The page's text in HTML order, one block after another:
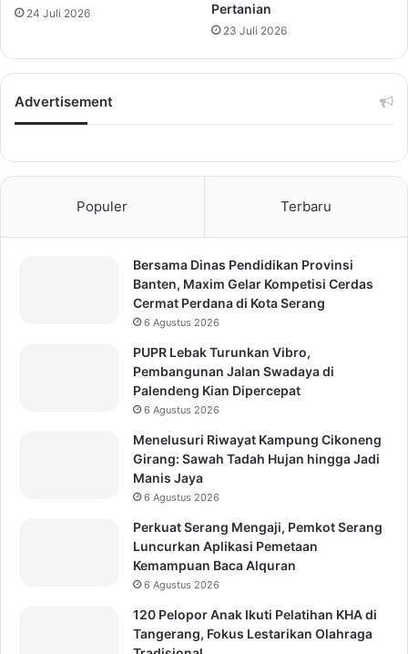
24 Juli 2026
Pertanian
23 Juli 2026
Advertisement
Populer Terbaru
Bersama Dinas Pendidikan Provinsi
Banten, Maxim Gelar Kompetisi Cerdas
Cermat Perdana di Kota Serang
6 Agustus 2026
PUPR Lebak Turunkan Vibro,
Pembangunan Jalan Swadaya di
Palendeng Kian Dipercepat
6 Agustus 2026
Menelusuri Riwayat Kampung Cikoneng
Girang: Sawah Tadah Hujan hingga Jadi
Manis Jaya
6 Agustus 2026
Perkuat Serang Mengaji, Pemkot Serang
Luncurkan Aplikasi Pemetaan
Kemampuan Baca Alquran
6 Agustus 2026
120 Pelopor Anak Ikuti Pelatihan KHA di
Tangerang, Fokus Lestarikan Olahraga